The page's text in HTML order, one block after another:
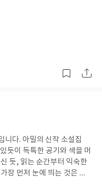
은 역사다. 너희가 외면하고
이다.” 그 앞에서 우리는 스
새장 같은 성 안에서 어떻
, 혹은 그 둘 사이를 오가며
전쟁을 다시금 낯설게 바라
야말로, 이 책이 남긴 가장
니다. 아밀의 신작 소설집
듯이 독특한 공기와 색을 머
듯, 읽는 순간부터 익숙한
장 먼저 눈에 띄는 것은 이